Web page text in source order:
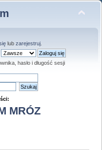
lub zarejestruj.
hasło i długość sesji
MRÓZ